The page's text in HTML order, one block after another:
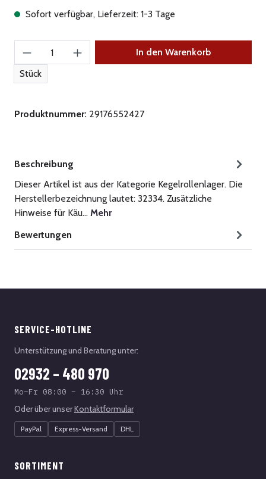
Sofort verfügbar, Lieferzeit: 1-3 Tage
Produkt Anzahl: Gib den gewünschten Wert
Stück
In den Warenkorb
Produktnummer: 29176552427
Beschreibung
Dieser Artikel ist aus der Kategorie Kegelrollenlager. Die
Herstellerbezeichnung lautet: 32334. Zusätzliche
Hinweise für Käu… Mehr
Bewertungen
SERVICE-HOTLINE
Unterstützung und Beratung unter:
02932 – 480 970
Mo–Fr 08:00 – 16:30 Uhr
Oder über unserKontaktformular
PayPal Express-Versand DHL
SORTIMENT